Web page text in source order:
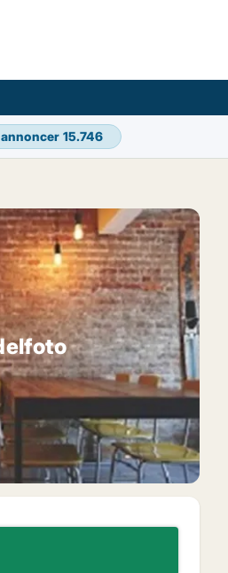
15.746